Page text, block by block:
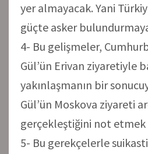
yer almayacak. Yani
güçte asker
4- Bu gelişmeler,
Gül’ün Erivan ziyaretiyle
yakınlaşmanın bir
Gül’ün Moskova ziyareti
gerçekleştiğini not etmek
5- Bu gerekçelerle